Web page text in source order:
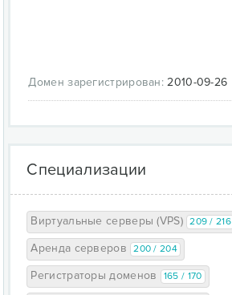
Домен зарегистрирован: 2010-09-26
Специализации
Виртуальные серверы (VPS) 209 / 216
Аренда серверов 200 / 204
Регистраторы доменов 165 / 170